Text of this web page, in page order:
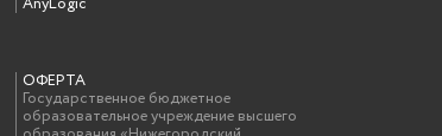
ОФЕРТА
Государственное бюджетное
образовательное учреждение высшего